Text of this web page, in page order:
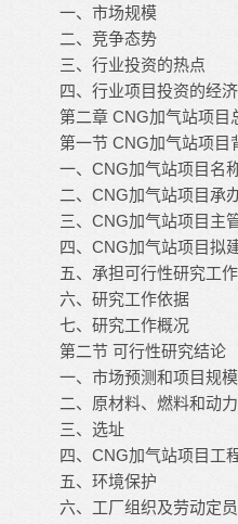
一、市场规模
二、竞争态势
三、行业投资的热点
四、行业项目投资的经
第二章 CNG加气站项目
第一节 CNG加气站项目
一、CNG加气站项目名
二、CNG加气站项目承
三、CNG加气站项目主
四、CNG加气站项目拟
五、承担可行性研究工
六、研究工作依据
七、研究工作概况
第二节 可行性研究结论
一、市场预测和项目规模
二、原材料、燃料和动
三、选址
四、CNG加气站项目工
五、环境保护
六、工厂组织及劳动定员